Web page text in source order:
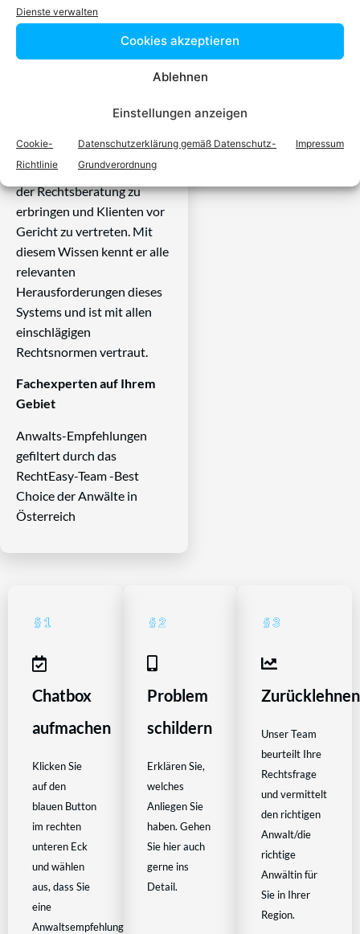
Dienste verwalten
Cookies akzeptieren
Ablehnen
Einstellungen anzeigen
Cookie-
Richtlinie
Datenschutzerklärung gemäß Datenschutz-
Grundverordnung
Impressum
spezialisiert ist
Ein zugelassener Anwalt /
eine zugelassen Anwältin ist
zu beraten und Klienten vor
seine Aufgabe,
Dienstleistungen im Bereich
der Rechtsberatung zu
erbringen und Klienten vor
Gericht zu vertreten. Mit
diesem Wissen kennt er alle
relevanten
Herausforderungen dieses
Systems und ist mit allen
einschlägigen
Rechtsnormen vertraut.
Fachexperten auf Ihrem
Gebiet
Anwalts-Empfehlungen
gefiltert durch das
RechtEasy-Team -Best
Choice der Anwälte in
Österreich
Chatbox
aufmachen
Klicken Sie
auf den
blauen Button
im rechten
unteren Eck
und wählen
aus, dass Sie
eine
Anwaltsempfehlung
Problem
schildern
Erklären Sie,
welches
Anliegen Sie
haben. Gehen
Sie hier auch
gerne ins
Detail.
Zurücklehnen
Unser Team
beurteilt Ihre
Rechtsfrage
und vermittelt
den richtigen
Anwalt/die
richtige
Anwältin für
Sie in Ihrer
Region.